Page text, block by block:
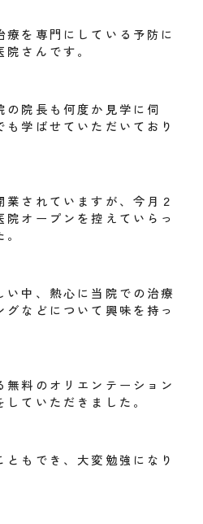
を専門にしている予防に
さんです。
の院長も何度か見学に伺
学ばせていただいており
されていますが、今月２
院オープンを控えていらっ
い中、熱心に当院での治療
などについて興味を持っ
料のオリエンテーション
していただきました。
もでき、大変勉強になり